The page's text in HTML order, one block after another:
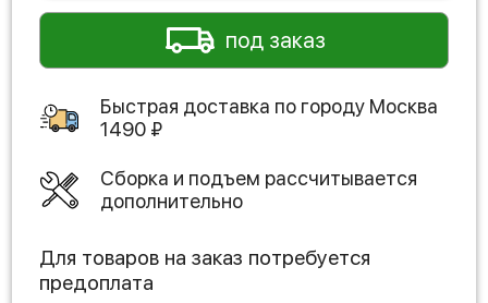
под заказ
Быстрая доставка по городу Москва
1490 ₽
Сборка и подъем рассчитывается
дополнительно
Для товаров на заказ потребуется
предоплата